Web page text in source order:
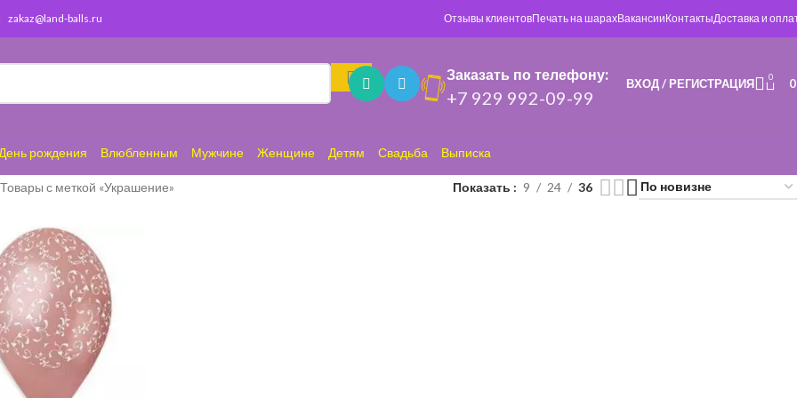
zakaz@land-balls.ru Отзывы клиентовПечать на шарахВакансииКонтактыДоставка и
Заказать по телефону:
+7 929 992-09-99
ВХОД / РЕГИСТРАЦИЯ 0
День рождения Влюбленным Мужчине Женщине Детям Свадьба Выписка
Товары с меткой «Украшение» Показать 9 24 36